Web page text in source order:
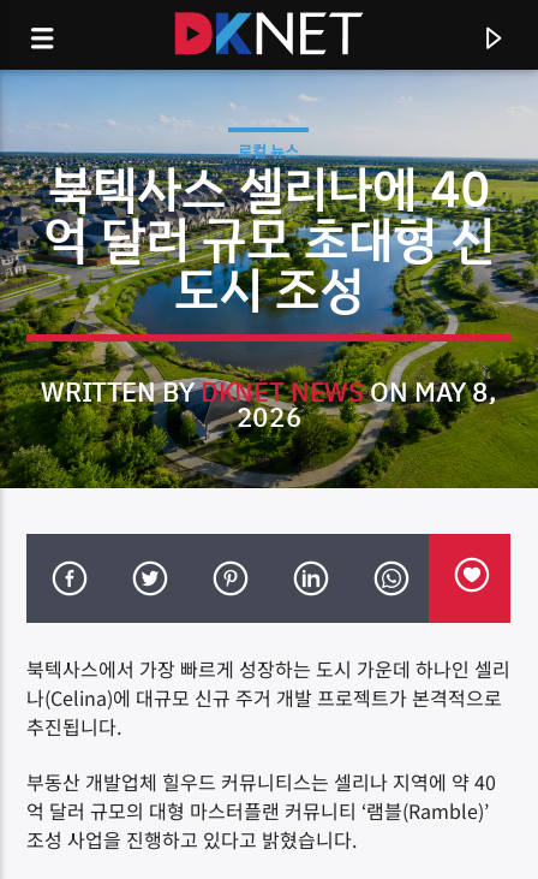
CURRENT TRACK
TITLE
DK NET Radio.co
로컬 뉴스
북텍사스 셀리나에 40
억 달러 규모 초대형 신
도시 조성
WRITTEN BYDKNET NEWSON MAY 8,
2026
북텍사스에서 가장 빠르게 성장하는 도시 가운데 하나인 셀리
나(Celina)에 대규모 신규 주거 개발 프로젝트가 본격적으로
추진됩니다.
부동산 개발업체 힐우드 커뮤니티스는 셀리나 지역에 약 40
억 달러 규모의 대형 마스터플랜 커뮤니티 ‘램블(Ramble)’
조성 사업을 진행하고 있다고 밝혔습니다.